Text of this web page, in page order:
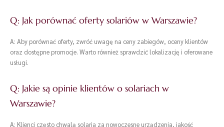
Q: Jak porównać oferty solariów w Warszawie?
A: Aby porównać oferty, zwróć uwagę na ceny zabiegów, oceny klientów
oraz dostępne promocje. Warto również sprawdzić lokalizację i oferowane
usługi.
Q: Jakie są opinie klientów o solariach w
Warszawie?
A: Klienci często chwalą solaria za nowoczesne urządzenia, jakość